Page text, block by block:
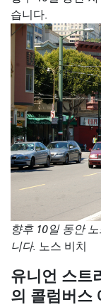
습니다.
향후 10일 동안
니다. 노스 비치
유니언 스트
의 콜럼버스